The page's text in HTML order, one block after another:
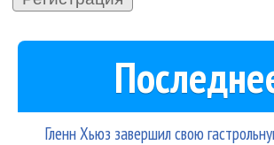
Гленн Хьюз завершил свою